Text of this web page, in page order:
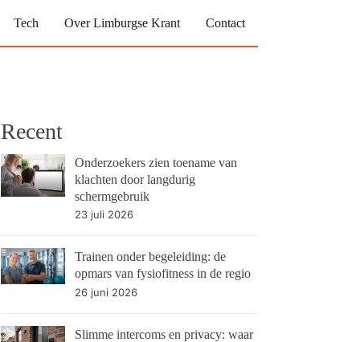
Tech Over Limburgse Krant Contact
Recent
Onderzoekers zien toename van
klachten door langdurig
schermgebruik
23 juli 2026
Trainen onder begeleiding: de
opmars van fysiofitness in de regio
26 juni 2026
Slimme intercoms en privacy: waar